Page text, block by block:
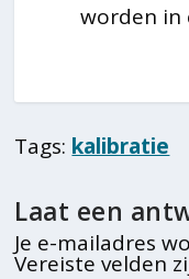
worden in
Tags: kalibratie
Laat een
Je e-mailadres
Vereiste velden